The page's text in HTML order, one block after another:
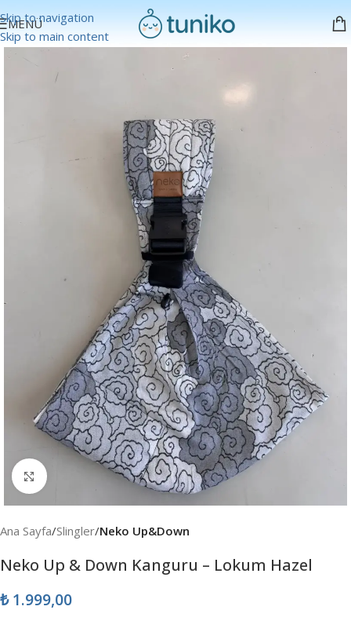
Skip to navigation
Skip to main content
MENÜ
Büyütmek için tıklayın
Ana Sayfa Slingler Neko Up&Down
Neko Up & Down Kanguru – Lokum Hazel
₺1.999,00